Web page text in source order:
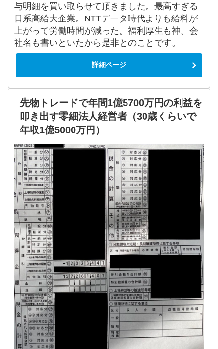
与明細を買い取らせて頂きました。最高すぎる
日系高給大企業。NTTデータ時代よりも給料が
上がって労働時間が減った。福利厚生も神。会
社名も書いといたから是非とのことです。
詳細ページ
先物トレードで年間1億5700万円の利益を
叩き出す零細法人経営者（30歳くらいで
年収1億5000万円）